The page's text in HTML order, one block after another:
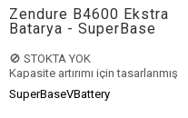
Zendure B4600 Ekstra
Batarya - SuperBase
🚫 STOKTA YOK
Kapasite artırımı için tasarlanmış
Zendure B6400 Ekstra Batarya
anda stoklarımızda
SuperBaseVBattery